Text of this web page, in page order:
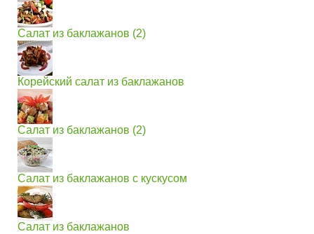
Салат из баклажанов (2)
Корейский салат из баклажанов
Салат из баклажанов (2)
Салат из баклажанов с кускусом
Салат из баклажанов